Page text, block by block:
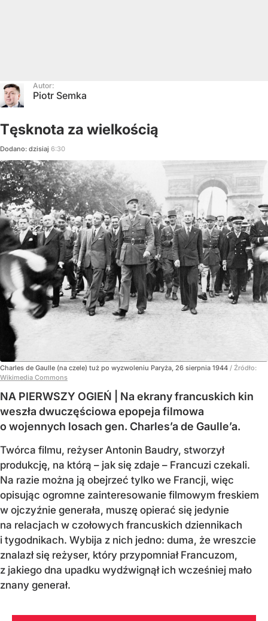
Autor:
Piotr Semka
Tęsknota za wielkością
Dodano: dzisiaj 6:30
Charles de Gaulle (na czele) tuż po wyzwoleniu Paryża, 26 sierpnia 1944 / Źródło:
Wikimedia Commons
NA PIERWSZY OGIEŃ | Na ekrany francuskich kin
weszła dwuczęściowa epopeja filmowa
o wojennych losach gen. Charles’a de Gaulle’a.
Twórca filmu, reżyser Antonin Baudry, stworzył
produkcję, na którą – jak się zdaje – Francuzi czekali.
Na razie można ją obejrzeć tylko we Francji, więc
opisując ogromne zainteresowanie filmowym freskiem
w ojczyźnie generała, muszę opierać się jedynie
na relacjach w czołowych francuskich dziennikach
i tygodnikach. Wybija z nich jedno: duma, że wreszcie
znalazł się reżyser, który przypomniał Francuzom,
z jakiego dna upadku wydźwignął ich wcześniej mało
znany generał.